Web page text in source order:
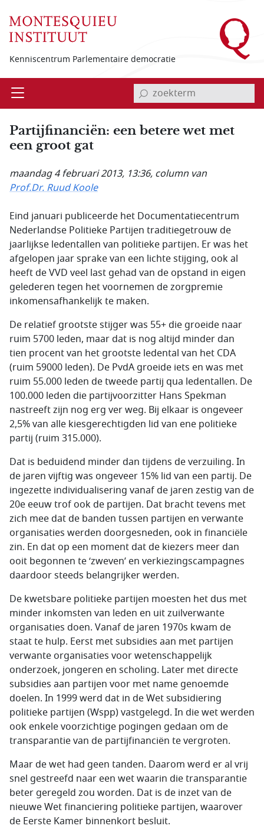
Kenniscentrum Parlementaire democratie
Open invoerveld zoekterm
Partijfinanciën: een betere wet met
een groot gat
maandag 4 februari 2013, 13:36, column van
Prof.Dr. Ruud Koole
Eind januari publiceerde het Documentatiecentrum
Nederlandse Politieke Partijen traditiegetrouw de
jaarlijkse ledentallen van politieke partijen. Er was het
afgelopen jaar sprake van een lichte stijging, ook al
heeft de VVD veel last gehad van de opstand in eigen
gelederen tegen het voornemen de zorgpremie
inkomensafhankelijk te maken.
De relatief grootste stijger was 55+ die groeide naar
ruim 5700 leden, maar dat is nog altijd minder dan
tien procent van het grootste ledental van het CDA
(ruim 59000 leden). De PvdA groeide iets en was met
ruim 55.000 leden de tweede partij qua ledentallen. De
100.000 leden die partijvoorzitter Hans Spekman
nastreeft zijn nog erg ver weg. Bij elkaar is ongeveer
2,5% van alle kiesgerechtigden lid van ene politieke
partij (ruim 315.000).
Dat is beduidend minder dan tijdens de verzuiling. In
de jaren vijftig was ongeveer 15% lid van een partij. De
ingezette individualisering vanaf de jaren zestig van de
20e eeuw trof ook de partijen. Dat bracht tevens met
zich mee dat de banden tussen partijen en verwante
organisaties werden doorgesneden, ook in financiële
zin. En dat op een moment dat de kiezers meer dan
ooit begonnen te ‘zweven’ en verkiezingscampagnes
daardoor steeds belangrijker werden.
De kwetsbare politieke partijen moesten het dus met
minder inkomsten van leden en uit zuilverwante
organisaties doen. Vanaf de jaren 1970s kwam de
staat te hulp. Eerst met subsidies aan met partijen
verwante organisaties voor wetenschappelijk
onderzoek, jongeren en scholing. Later met directe
subsidies aan partijen voor met name genoemde
doelen. In 1999 werd dat in de Wet subsidiering
politieke partijen (Wspp) vastgelegd. In die wet werden
ook enkele voorzichtige pogingen gedaan om de
transparantie van de partijfinanciën te vergroten.
Maar de wet had geen tanden. Daarom werd er al vrij
snel gestreefd naar een wet waarin die transparantie
beter geregeld zou worden. Dat is de inzet van de
nieuwe Wet financiering politieke partijen, waarover
de Eerste Kamer binnenkort besluit.